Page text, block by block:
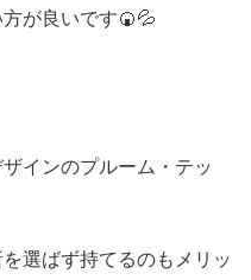
が良いです🍘💦
インのプルーム・テッ
選ばず持てるのもメリッ